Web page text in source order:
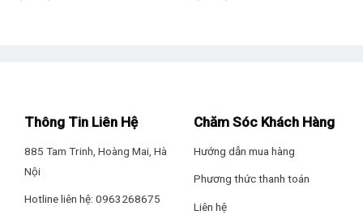
Ngoài việc nâng cao khả năng làm đông, trang bị gas R600a
Thông Tin Liên Hệ
885 Tam Trinh, Hoàng Mai, Hà
Nội
Hotline liên hệ: 0963268675
Chăm Sóc Khách Hàng
Hướng dẫn mua hàng
Phương thức thanh toán
Liên hệ